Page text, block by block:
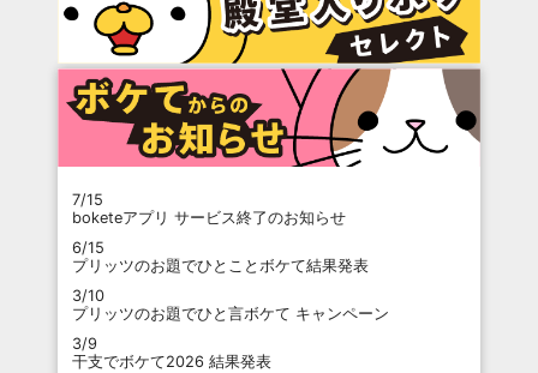
7/15
boketeアプリ サービス終了のお知らせ
6/15
プリッツのお題でひとことボケて結果発表
3/10
プリッツのお題でひと言ボケて キャンペーン
3/9
干支でボケて2026 結果発表